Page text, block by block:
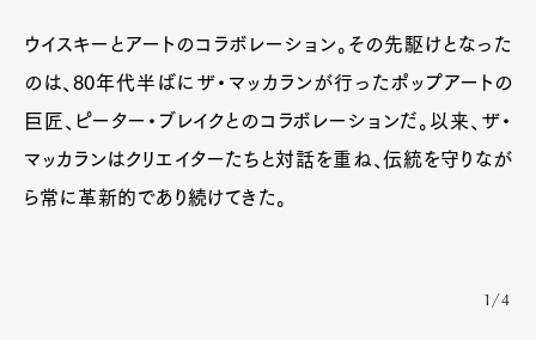
ウイスキーとアートのコラボレーション。その先駆けとなった
のは、80年代半ばにザ・マッカランが行ったポップアートの
巨匠、ピーター・ブレイクとのコラボレーションだ。以来、ザ・
マッカランはクリエイターたちと対話を重ね、伝統を守りなが
ら常に革新的であり続けてきた。
1/4